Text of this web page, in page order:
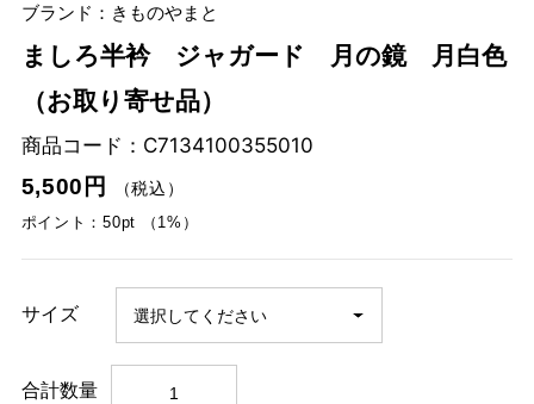
ブランド：きものやまと
ましろ半衿 ジャガード 月の鏡 月白色
（お取り寄せ品）
商品コード： C7134100355010
5,500円
（税込）
ポイント：50pt （1%）
サイズ
合計数量